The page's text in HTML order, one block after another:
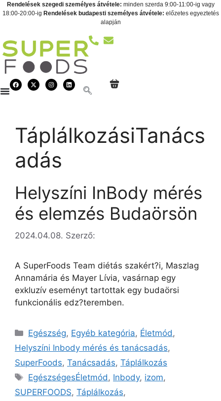
Rendelések szegedi személyes átvétele: minden szerda 9:00-11:00-ig vagy
18:00-20:00-ig Rendelések budapesti személyes átvétele: előzetes egyeztetés
alapján
TáplálkozásiTanács
adás
Helyszíni InBody mérés
és elemzés Budaörsön
2024.04.08. Szerző:
A SuperFoods Team diétás szakért?i, Maszlag
Annamária és Mayer Lívia, vasárnap egy
exkluzív eseményt tartottak egy budaörsi
funkcionális edz?teremben.
Egészség, Egyéb kategória, Életmód ,
Helyszíni Inbody mérés és tanácsadás,
SuperFoods, Tanácsadás, Táplálkozás
EgészségesÉletmód , Inbody, izom,
SUPERFOODS, Táplálkozás,